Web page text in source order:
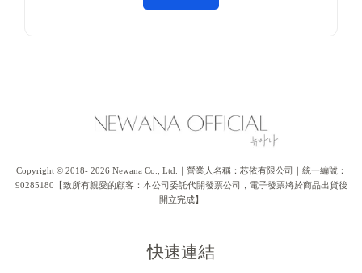
Copyright © 2018- 2026 Newana Co., Ltd.｜營業人名稱：芯依有限公司｜統一編號：
90285180【致所有親愛的顧客：本公司委託代開發票公司，電子發票將於商品出貨後
開立完成】
快速連結